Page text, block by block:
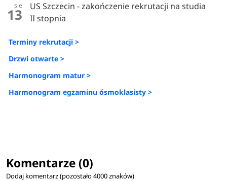
sie
13
US Szczecin - zakończenie rekrutacji na studia
II stopnia
Terminy rekrutacji >
Drzwi otwarte >
Harmonogram matur >
Harmonogram egzaminu ósmoklasisty >
Komentarze (0)
Dodaj komentarz (pozostało4000znaków)